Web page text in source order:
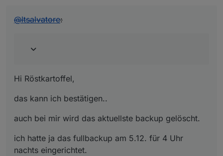
@ltsalvatore:
Hi Röstkartoffel,
das kann ich bestätigen..
auch bei mir wird das aktuellste backup gelöscht.
ich hatte ja das fullbackup am 5.12. für 4 Uhr
nachts eingerichtet.